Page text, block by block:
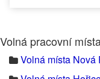
Volná pracovní
Volná místa Nová